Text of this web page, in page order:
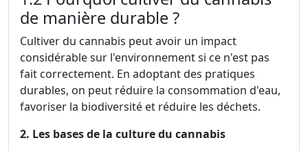
de manière durable ?
Cultiver du cannabis peut avoir un impact
considérable sur l'environnement si ce n'est pas
fait correctement. En adoptant des pratiques
durables, on peut réduire la consommation d'eau,
favoriser la biodiversité et réduire les déchets.
2. Les bases de la culture du cannabis